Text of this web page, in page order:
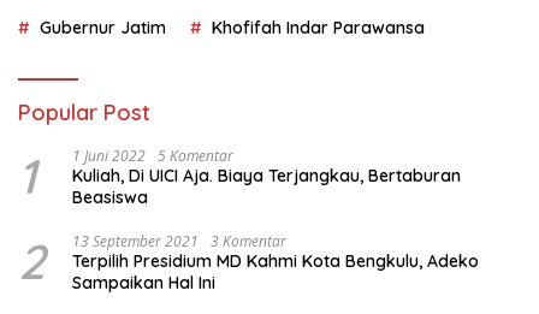
Gubernur Jatim Khofifah Indar Parawansa
Popular Post
1 1 Juni 2022 5 Komentar
Kuliah, Di UICI Aja. Biaya Terjangkau, Bertaburan
Beasiswa
2 13 September 2021 3 Komentar
Terpilih Presidium MD Kahmi Kota Bengkulu, Adeko
Sampaikan Hal Ini